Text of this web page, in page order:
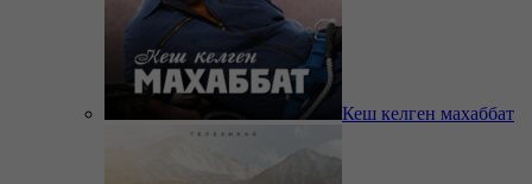
Кеш келген махаббат